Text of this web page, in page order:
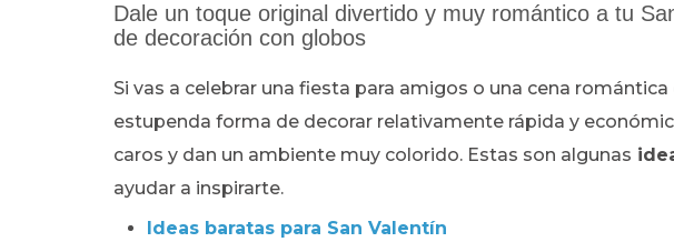
Dale un toque original divertido y muy romántico a tu
de decoración con globos
Si vas a celebrar una fiesta para amigos o una cena romántica
estupenda forma de decorar relativamente rápida y
caros y dan un ambiente muy colorido. Estas son algunas
ayudar a inspirarte.
Ideas baratas para San Valentín